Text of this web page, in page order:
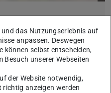
der Soziologie? Hier
über das Fachgebiet.
das Nutzungserlebnis auf
anpassen. Deswegen
können selbst entscheiden,
Besuch unserer Webseiten
der Website notwendig,
richtig anzeigen werden